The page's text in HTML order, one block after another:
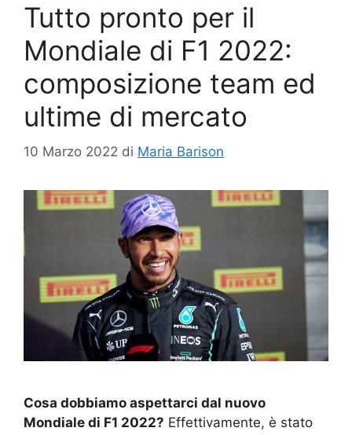
Tutto pronto per il
Mondiale di F1 2022:
composizione team ed
ultime di mercato
10 Marzo 2022 di Maria Barison
Cosa dobbiamo aspettarci dal nuovo
Mondiale di F1 2022? Effettivamente, è stato